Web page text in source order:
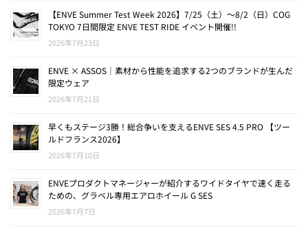
【ENVE Summer Test Week 2026】7/25（土）〜8/2（日）COG
TOKYO 7日間限定 ENVE TEST RIDE イベント開催!!
2026年7月23日
ENVE × ASSOS｜素材から性能を追求する2つのブランドが生んだ
限定ウェア
2026年7月21日
早くもステージ3勝！総合争いを支えるENVE SES 4.5 PRO 【ツー
ルドフランス2026】
2026年7月10日
ENVEプロダクトマネージャーが紹介するワイドタイヤで速く走る
ための、グラベル専用エアロホイール G SES
2026年7月7日